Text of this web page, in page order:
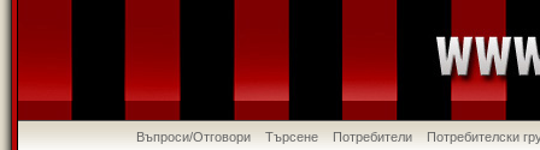
Въпроси/Отговори Търсене Потребители Потребителски